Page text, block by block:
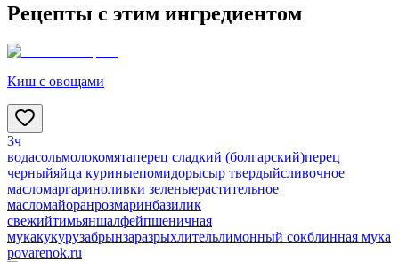
Рецепты с этим ингредиентом
Киш с овощами
3ч
водасольмолокомятаперец сладкий (болгарский)перец
черныйяйца куриныепомидорысыр твердыйсливочное
масломаргариноливки зеленыерастительное
масломайоранрозмаринбазилик
свежийтимьяншалфейпшеничная
мукакукурузабрынзаразрыхлительлимонный сокблинная мука
povarenok.ru